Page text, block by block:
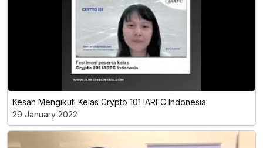
Kesan Mengikuti Kelas Crypto 101 IARFC Indonesia
29 January 2022